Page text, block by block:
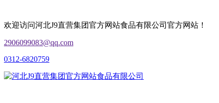
欢迎访问河北J9直营集团官方网站食品有限公司官方网站！
2906099083@qq.com
0312-6820759